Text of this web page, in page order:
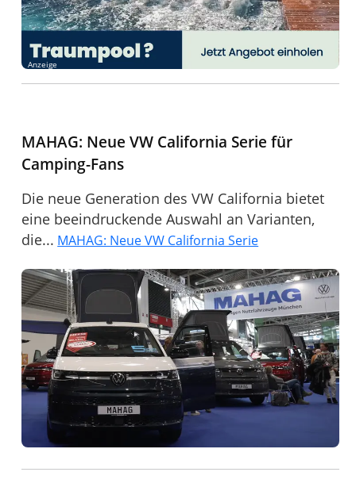
Anzeige
MAHAG: Neue VW California Serie für
Camping-Fans
Die neue Generation des VW California bietet
eine beeindruckende Auswahl an Varianten,
die... MAHAG: Neue VW California Serie